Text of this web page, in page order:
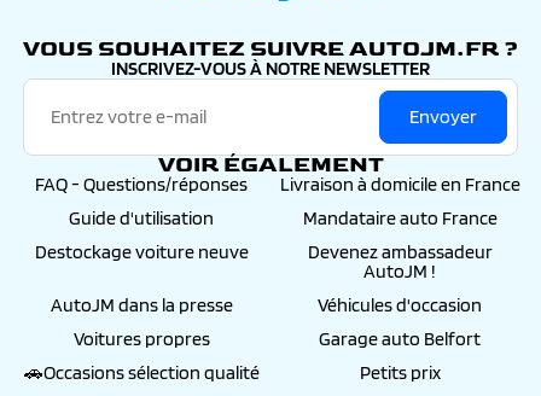
VOUS SOUHAITEZ SUIVRE AUTOJM.FR ?
INSCRIVEZ-VOUS À NOTRE NEWSLETTER
Envoyer
VOIR ÉGALEMENT
FAQ - Questions/réponses
Livraison à domicile en France
Guide d'utilisation
Mandataire auto France
Destockage voiture neuve
Devenez ambassadeur
AutoJM !
AutoJM dans la presse
Véhicules d'occasion
Voitures propres
Garage auto Belfort
🚗Occasions sélection qualité
Petits prix